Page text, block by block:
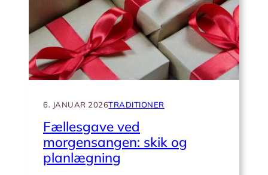
separate
gaver?
6. JANUAR 2026TRADITIONER
Fællesgave ved
morgensangen: skik og
planlægning